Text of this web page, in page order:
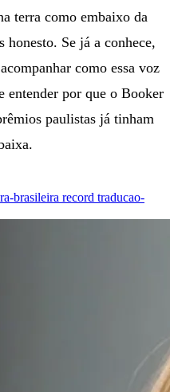
terra como embaixo da
honesto. Se já a conhece,
como essa voz
entender por que o Booker
paulistas já tinham
brasileira record traducao-